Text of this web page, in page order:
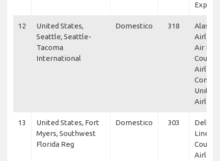
12
United States,
Seattle, Seattle-
Tacoma
International
Domestico 318
Alaska
Air
United
Airlines
13
United States, Fort
Myers, Southwest
Florida Reg
Domestico 303
Delta
Lines,